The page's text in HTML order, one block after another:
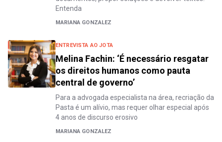
Entenda
MARIANA GONZALEZ
ENTREVISTA AO JOTA
Melina Fachin: ‘É necessário resgatar
os direitos humanos como pauta
central de governo’
Para a advogada especialista na área, recriação da
Pasta é um alívio, mas requer olhar especial após
4 anos de discurso erosivo
MARIANA GONZALEZ